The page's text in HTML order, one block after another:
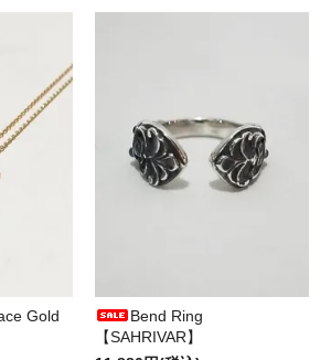
Gold
Bend Ring
【SAHRIVAR】